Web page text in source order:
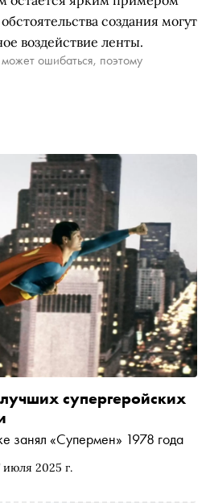
создания могут
воздействие ленты.
ошибаться, поэтому
июля 2025 г.
супергеройских
занял «Супермен» 1978 года